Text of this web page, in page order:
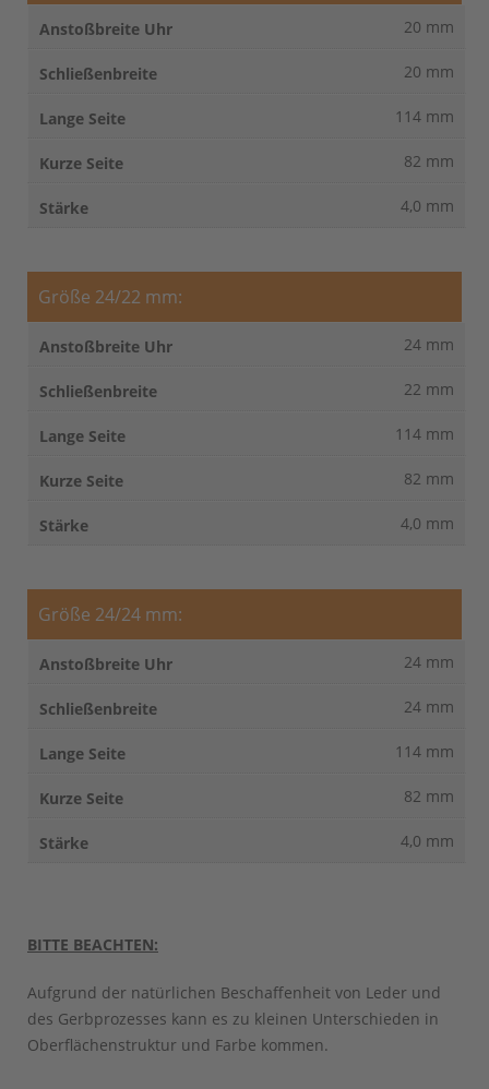
20 mm
20 mm
114 mm
82 mm
4,0 mm
Größe 24/22 mm:
24 mm
22 mm
114 mm
82 mm
4,0 mm
Größe 24/24 mm:
24 mm
24 mm
114 mm
82 mm
4,0 mm
BITTE BEACHTEN:
Aufgrund der natürlichen Beschaffenheit von Leder und
des Gerbprozesses kann es zu kleinen Unterschieden in
Oberflächenstruktur und Farbe kommen.